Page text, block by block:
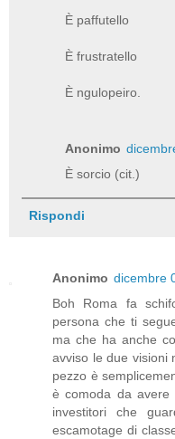
È paffutello
È frustratello
È ngulopeiro.
Anonimo
È sorcio (cit.)
Rispondi
Anonimo dicembre
Boh Roma fa
persona che ti
ma che ha anche
avviso le due visioni
pezzo è
è comoda da
investitori che
escamotage di